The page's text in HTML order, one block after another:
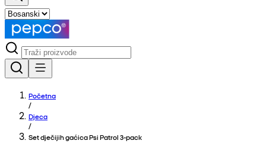
Početna
/
Djeca
/
Set dječijih gaćica Psi Patrol 3-pack